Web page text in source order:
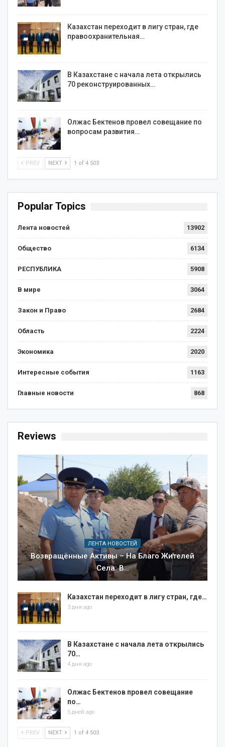
Казахстан переходит в лигу стран, где
правоохранительная…
В Казахстане с начала лета открылись
70 реконструированных…
Олжас Бектенов провел совещание по
вопросам развития…
PREV NEXT 1 of 4 503
Popular Topics
Лента новостей 13902
Общество 6134
РЕСПУБЛИКА 5908
В мире 3064
Закон и Право 2684
Область 2224
Экономика 2020
Интересные события 1163
Главные новости 868
Reviews
ЛЕНТА НОВОСТЕЙ
Возвращённые Активы – На Благо Жителей
Села: В…
Казахстан переходит в лигу стран, где…
3 дня ago
В Казахстане с начала лета открылись
70…
4 дня ago
Олжас Бектенов провел совещание
по…
5 дней ago
PREV NEXT 1 of 4 503